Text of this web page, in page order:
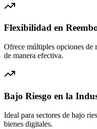
Flexibilidad en
Ofrece múltiples opciones de
de manera efectiva.
Bajo Riesgo en la
Ideal para sectores de bajo
bienes digitales.